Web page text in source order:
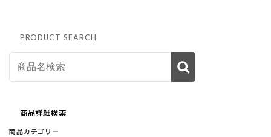
PRODUCT SEARCH
商品詳細検索
商品カテゴリー